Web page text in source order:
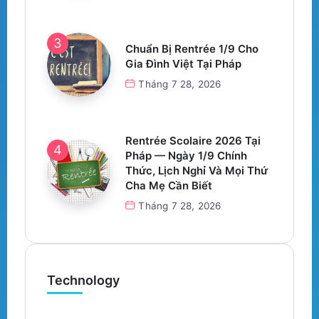
Chuẩn Bị Rentrée 1/9 Cho
Gia Đình Việt Tại Pháp
Tháng 7 28, 2026
Rentrée Scolaire 2026 Tại
Pháp — Ngày 1/9 Chính
Thức, Lịch Nghỉ Và Mọi Thứ
Cha Mẹ Cần Biết
Tháng 7 28, 2026
Technology